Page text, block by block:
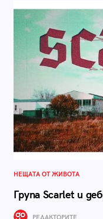
НЕЩАТА ОТ ЖИВОТА
Група Scarlet и